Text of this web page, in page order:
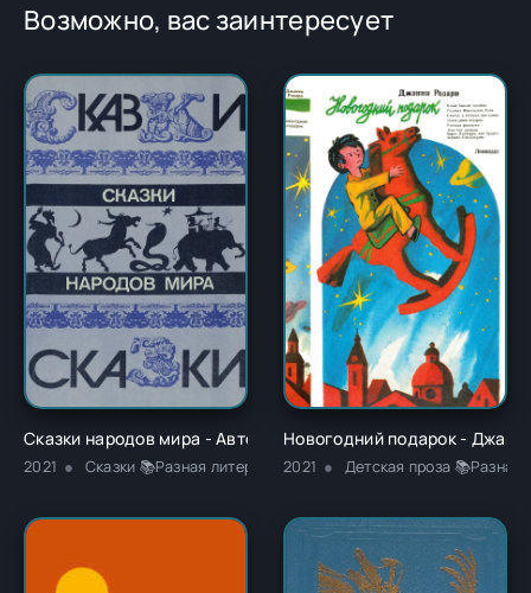
Возможно, вас заинтересует
Сказки народов мира - Автор Неизвестен -- Народные
2021 Сказки 📚Разная литература
Новогодний подарок -
2021 Детская проза